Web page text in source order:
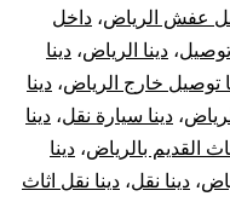
عفش الرياض، داخل
، دينا الرياض، دينا
توصيل خارج الرياض، دينا
، دينا سيارة نقل، دينا
القديم بالرياض، دينا
، دينا نقل، دينا نقل اثاث